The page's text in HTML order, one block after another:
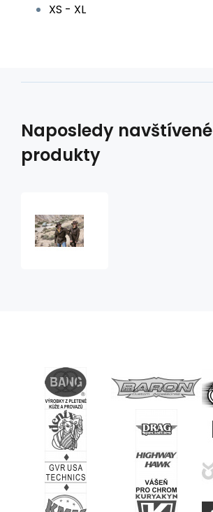
XS - XL
Naposledy navštívené
produkty